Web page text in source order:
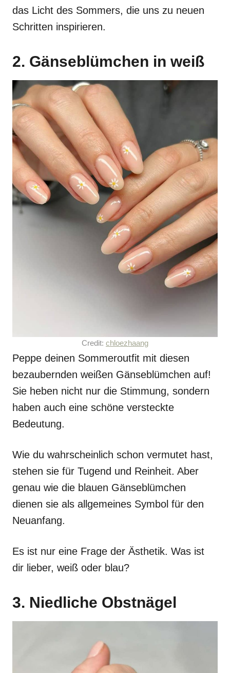
das Licht des Sommers, die uns zu neuen
Schritten inspirieren.
2. Gänseblümchen in weiß
Credit: chloezhaang
Peppe deinen Sommeroutfit mit diesen
bezaubernden weißen Gänseblümchen auf!
Sie heben nicht nur die Stimmung, sondern
haben auch eine schöne versteckte
Bedeutung.
Wie du wahrscheinlich schon vermutet hast,
stehen sie für Tugend und Reinheit. Aber
genau wie die blauen Gänseblümchen
dienen sie als allgemeines Symbol für den
Neuanfang.
Es ist nur eine Frage der Ästhetik. Was ist
dir lieber, weiß oder blau?
3. Niedliche Obstnägel